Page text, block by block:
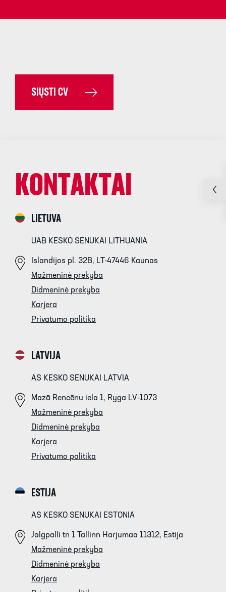
SIŲSTI CV
KONTAKTAI
LIETUVA
UAB KESKO SENUKAI LITHUANIA
Islandijos pl. 32B, LT-47446 Kaunas
Mažmeninė prekyba
Didmeninė prekyba
Karjera
Privatumo politika
LATVIJA
AS KESKO SENUKAI LATVIA
Mazā Rencēnu iela 1, Ryga LV-1073
Mažmeninė prekyba
Didmeninė prekyba
Karjera
Privatumo politika
ESTIJA
AS KESKO SENUKAI ESTONIA
Jalgpalli tn 1 Tallinn Harjumaa 11312, Estija
Mažmeninė prekyba
Didmeninė prekyba
Karjera